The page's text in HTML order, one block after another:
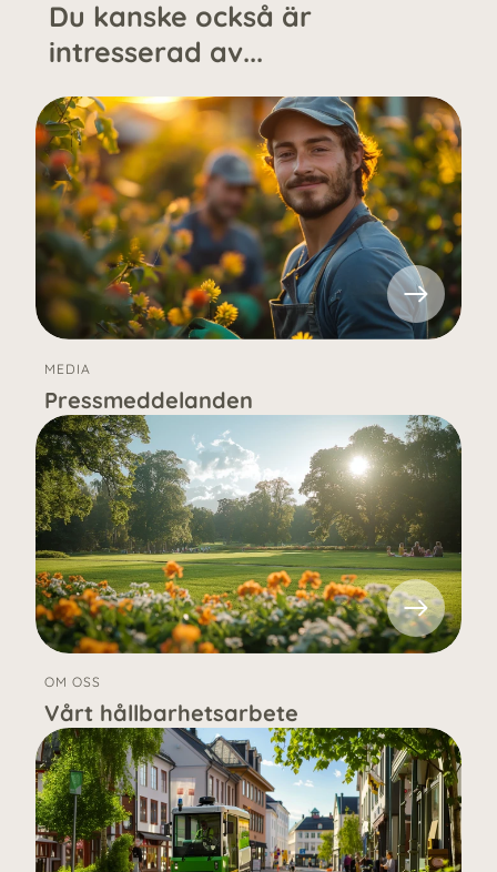
Du kanske också är
intresserad av...
MEDIA
Pressmeddelanden
OM OSS
Vårt hållbarhetsarbete